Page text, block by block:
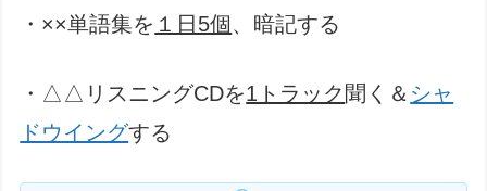
・××単語集を １日5個、暗記する
・△△リスニングCDを1トラック 聞く＆ シャ
ドウイングする